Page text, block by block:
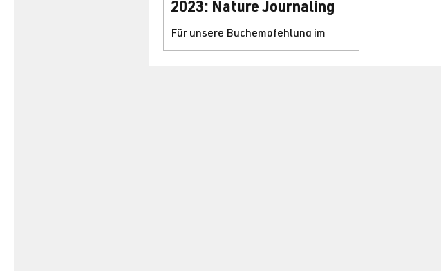
2023: Nature Journaling
Für unsere Buchempfehlung im
Oktober 2023 haben wir das Buch